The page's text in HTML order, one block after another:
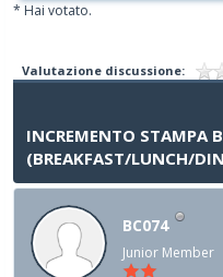
* Hai votato.
Valutazione discussione:
INCREMENTO STAMPA
(BREAKFAST/LUNCH/
BC074
Junior Member